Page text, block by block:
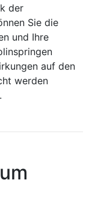
der
Sie die
und Ihre
auf den
werden